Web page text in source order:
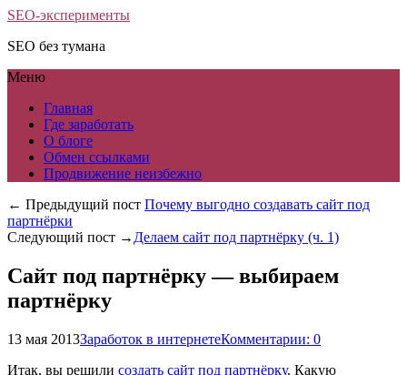
SEO-эксперименты
SEO без тумана
Меню
Главная
Где заработать
О блоге
Обмен ссылками
Продвижение неизбежно
← Предыдущий пост Почему выгодно создавать сайт под
партнёрки
Следующий пост → Делаем сайт под партнёрку (ч. 1)
Сайт под партнёрку — выбираем
партнёрку
13 мая 2013Заработок в интернетеКомментарии: 0
Итак, вы решили создать сайт под партнёрку. Какую